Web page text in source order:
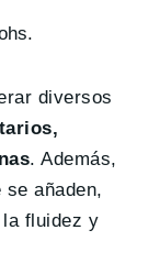
diversos
. Además,
añaden,
la fluidez y